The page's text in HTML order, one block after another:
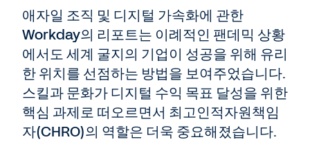
애자일 조직 및 디지털 가속화에 관한
Workday의 리포트는 이례적인 팬데믹 상황
에서도 세계 굴지의 기업이 성공을 위해 유리
한 위치를 선점하는 방법을 보여주었습니다.
스킬과 문화가 디지털 수익 목표 달성을 위한
핵심 과제로 떠오르면서 최고인적자원책임
자(CHRO)의 역할은 더욱 중요해졌습니다.